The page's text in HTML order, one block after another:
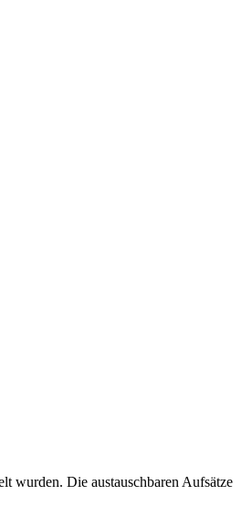
wurden. Die austauschbaren Aufsätze